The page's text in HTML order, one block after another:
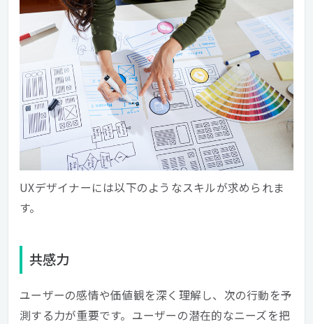
UXデザイナーには以下のようなスキルが求められま
す。
共感力
ユーザーの感情や価値観を深く理解し、次の行動を予
測する力が重要です。ユーザーの潜在的なニーズを把